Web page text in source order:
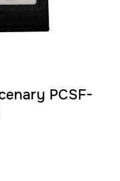
PCSF-